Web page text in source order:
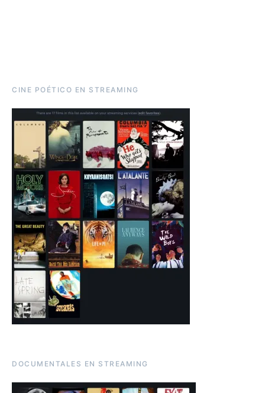
CINE POÉTICO EN STREAMING
DOCUMENTALES EN STREAMING